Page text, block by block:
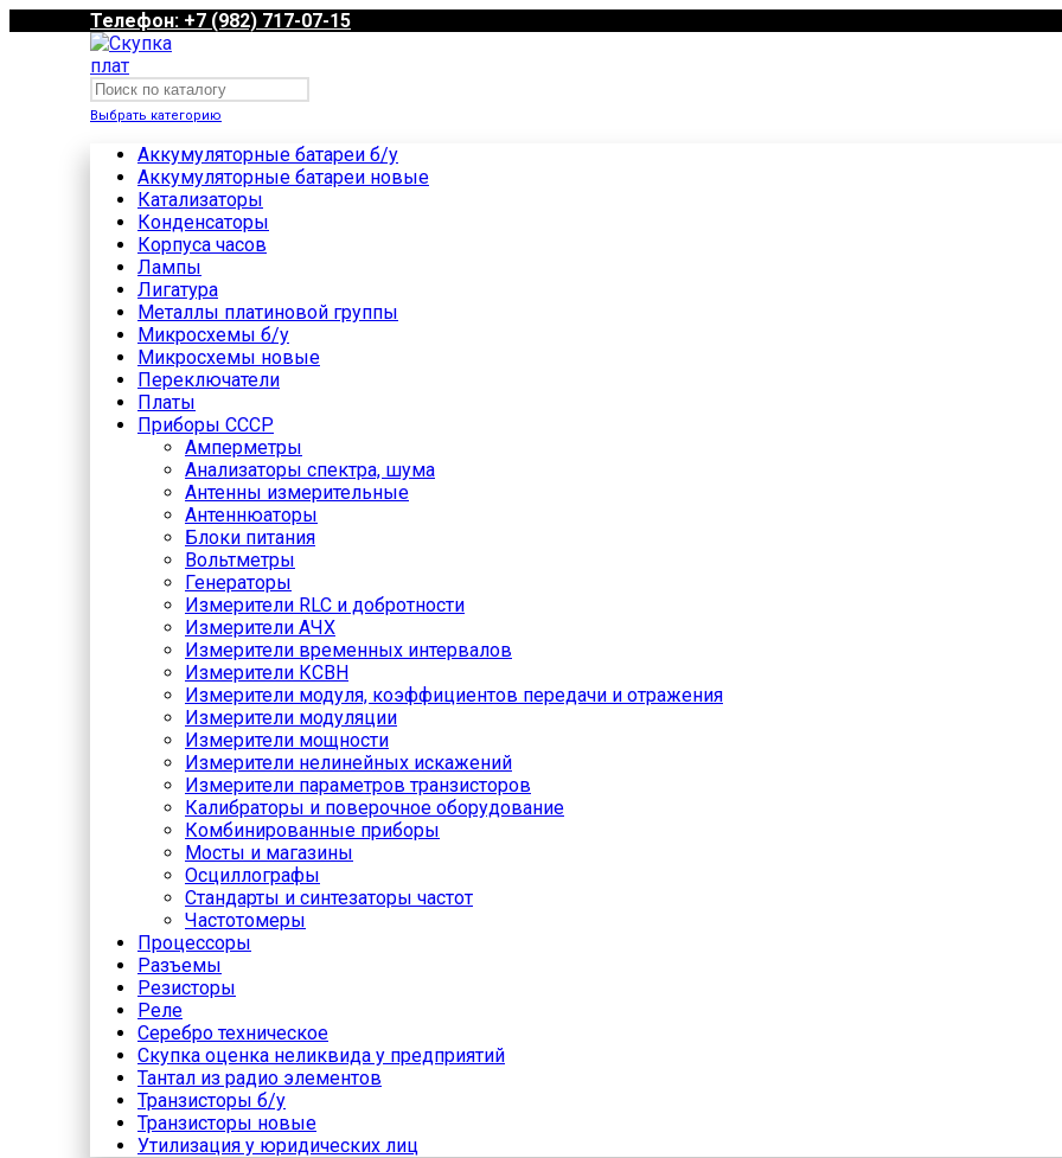
Телефон: +7 (982) 717-07-15
Выбрать категорию
Аккумуляторные батареи б/у
Аккумуляторные батареи новые
Катализаторы
Конденсаторы
Корпуса часов
Лампы
Лигатура
Металлы платиновой группы
Микросхемы б/у
Микросхемы новые
Переключатели
Платы
Приборы СССР
Амперметры
Анализаторы спектра, шума
Антенны измерительные
Антеннюаторы
Блоки питания
Вольтметры
Генераторы
Измерители RLC и добротности
Измерители АЧХ
Измерители временных интервалов
Измерители КСВН
Измерители модуля, коэффициентов передачи и отражения
Измерители модуляции
Измерители мощности
Измерители нелинейных искажений
Измерители параметров транзисторов
Калибраторы и поверочное оборудование
Комбинированные приборы
Мосты и магазины
Осциллографы
Стандарты и синтезаторы частот
Частотомеры
Процессоры
Разъемы
Резисторы
Реле
Серебро техническое
Скупка оценка неликвида у предприятий
Тантал из радио элементов
Транзисторы б/у
Транзисторы новые
Утилизация у юридических лиц